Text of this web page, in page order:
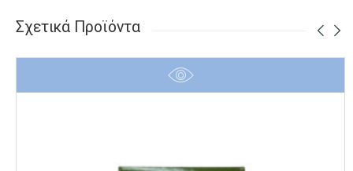
Σχετικά Προϊόντα